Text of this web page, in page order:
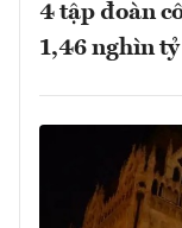
4 tập đoàn
1,46 nghìn